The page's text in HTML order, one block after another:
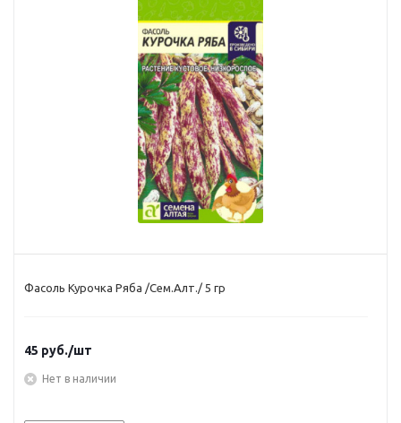
Фасоль Курочка Ряба /Сем.Алт./ 5 гр
45 руб./шт
Нет в наличии